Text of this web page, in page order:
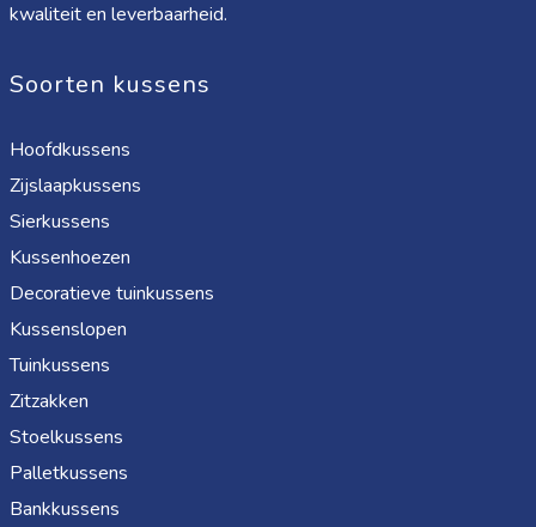
kwaliteit en leverbaarheid.
Soorten kussens
Hoofdkussens
Zijslaapkussens
Sierkussens
Kussenhoezen
Decoratieve tuinkussens
Kussenslopen
Tuinkussens
Zitzakken
Stoelkussens
Palletkussens
Bankkussens